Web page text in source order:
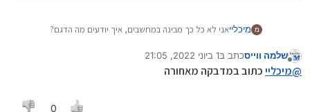
מ מיכלייאני לא כל כך מבינה במחשבים, איך יודעים מה הדגם?
מנותק
שלמה ווייסכתב ב1 ביוני 2022, 21:05
נערך לאחרונה על ידי
@מיכלייכתוב במדבקה מאחורה
0